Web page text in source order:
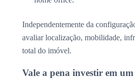
Independentemente da
avaliar localização, mobilidade,
total do imóvel.
Vale a pena investir em